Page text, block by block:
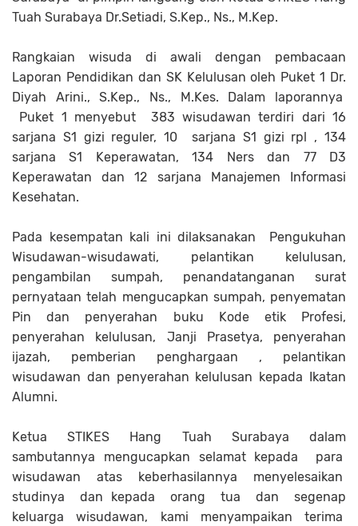
Tuah Surabaya Dr.Setiadi, S.Kep., Ns., M.Kep.
Rangkaian wisuda di awali dengan pembacaan
Laporan Pendidikan dan SK Kelulusan oleh Puket 1 Dr.
Diyah Arini., S.Kep., Ns., M.Kes. Dalam laporannya
Puket 1 menyebut 383 wisudawan terdiri dari 16
sarjana S1 gizi reguler, 10 sarjana S1 gizi rpl , 134
sarjana S1 Keperawatan, 134 Ners dan 77 D3
Keperawatan dan 12 sarjana Manajemen Informasi
Kesehatan.
Pada kesempatan kali ini dilaksanakan Pengukuhan
Wisudawan-wisudawati, pelantikan kelulusan,
pengambilan sumpah, penandatanganan surat
pernyataan telah mengucapkan sumpah, penyematan
Pin dan penyerahan buku Kode etik Profesi,
penyerahan kelulusan, Janji Prasetya, penyerahan
ijazah, pemberian penghargaan , pelantikan
wisudawan dan penyerahan kelulusan kepada Ikatan
Alumni.
Ketua STIKES Hang Tuah Surabaya dalam
sambutannya mengucapkan selamat kepada para
wisudawan atas keberhasilannya menyelesaikan
studinya dan kepada orang tua dan segenap
keluarga wisudawan, kami menyampaikan terima